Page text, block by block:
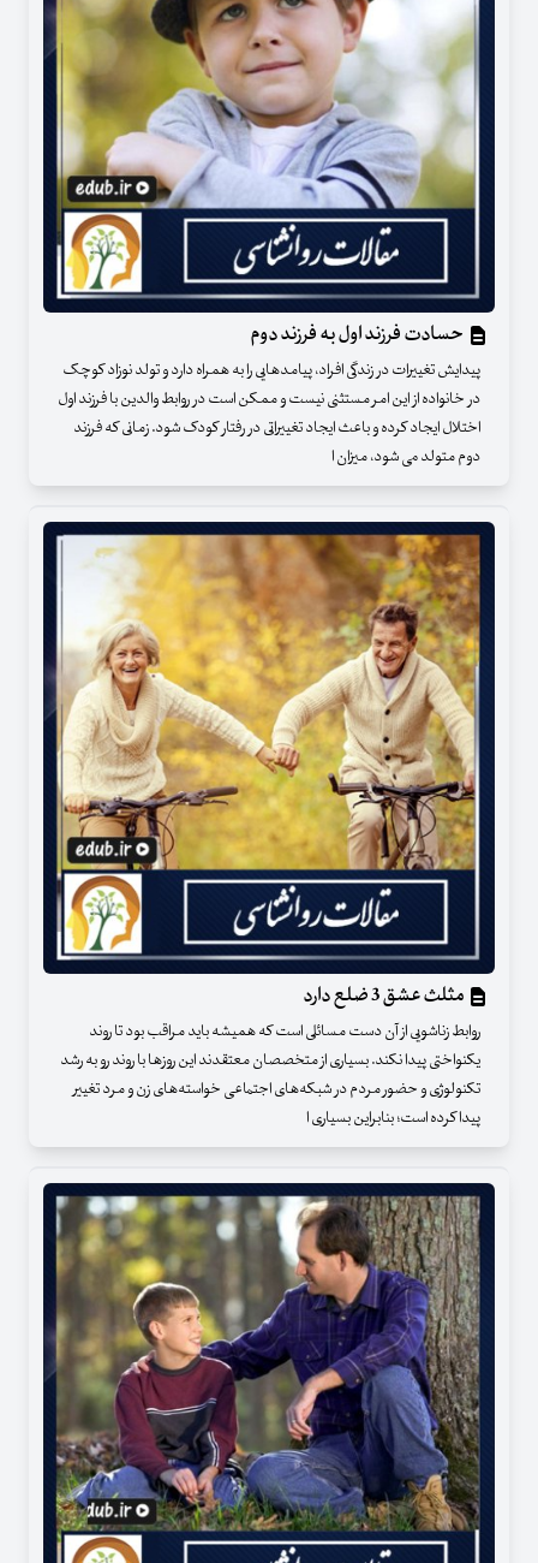
حسادت فرزند اول به فرزند دوم
پیدایش تغییرات در زندگی افراد، پیامدهایی را به همراه دارد و تولد نوزاد کوچک
در خانواده از این امر مستثنی نیست و ممکن است در روابط والدین با فرزند اول
اختلال ایجاد کرده و باعث ایجاد تغییراتی در رفتار کودک شود. زمانی که فرزند
دوم متولد می شود، میزان ا
مثلث عشق 3 ضلع دارد
روابط زناشویی از آن دست مسائلی است که همیشه باید مراقب بود تا روند
یکنواختی پیدا نکند. بسیاری از متخصصان معتقدند این روزها با روند رو به رشد
تکنولوژی و حضور مردم در شبکه‌های اجتماعی خواسته‌های زن و مرد تغییر
پیدا کرده است؛ بنابراین بسیاری ا